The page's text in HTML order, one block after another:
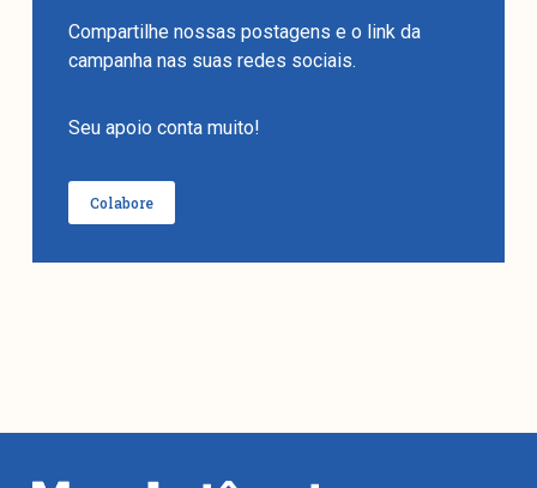
Compartilhe nossas postagens e o link da
campanha nas suas redes sociais.
Seu apoio conta muito!
Colabore